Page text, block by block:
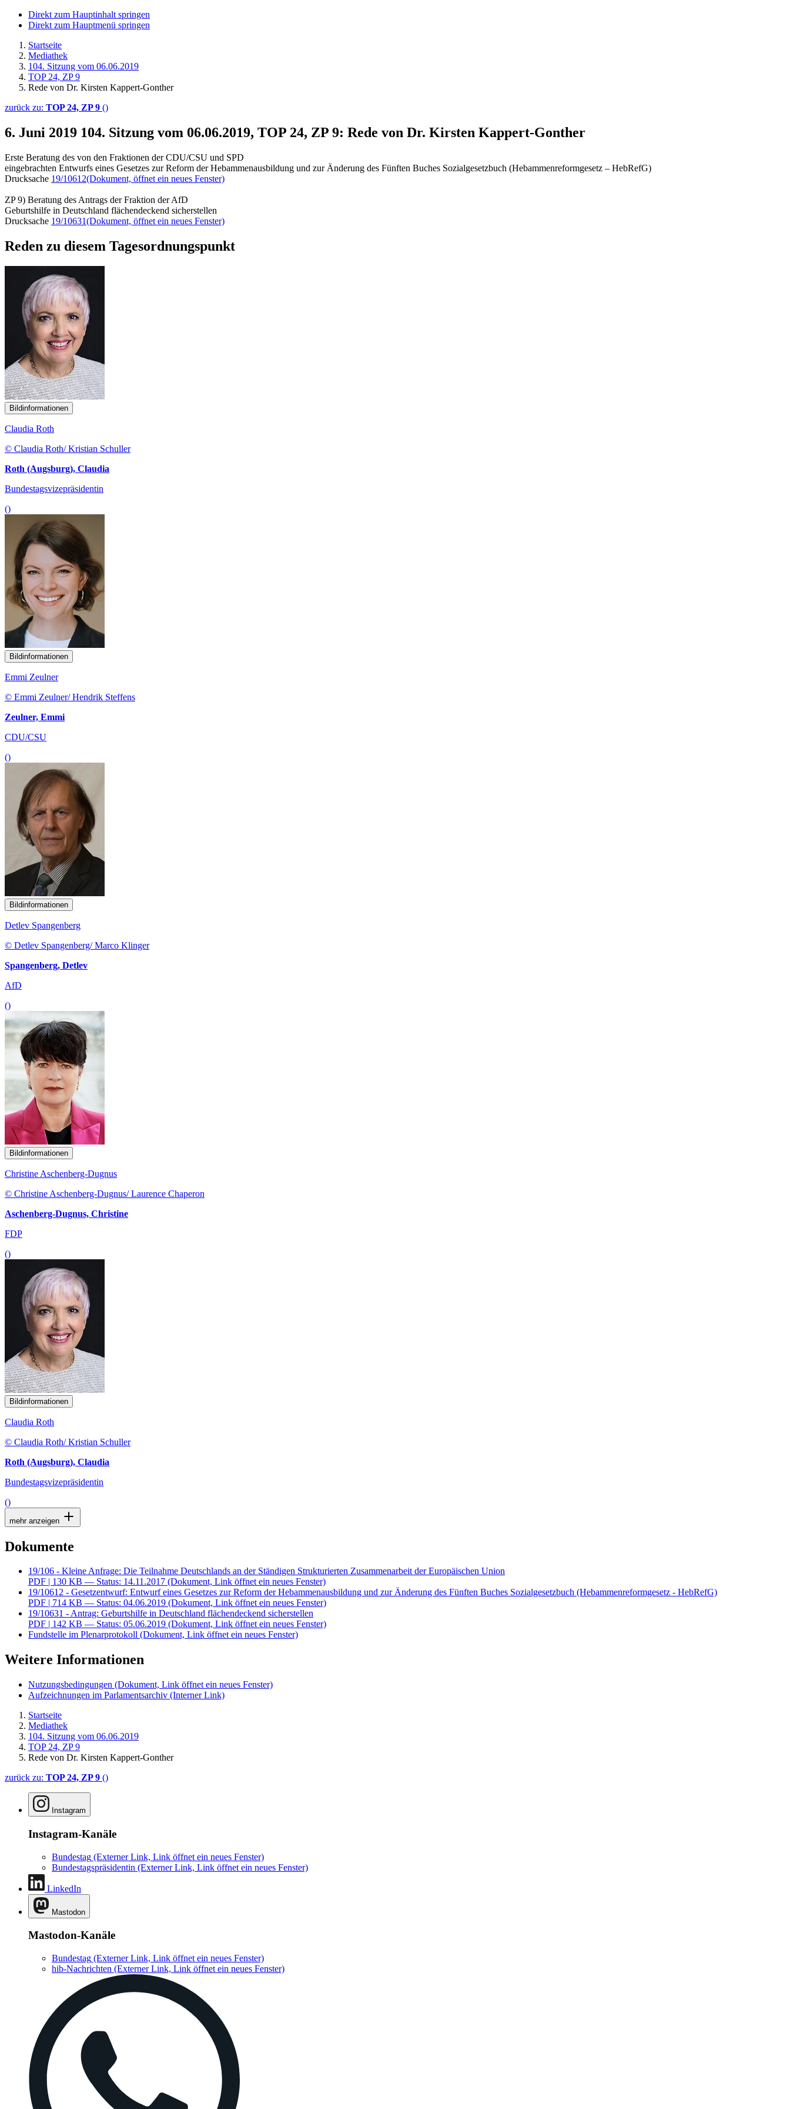
Direkt zum Hauptinhalt springen
Direkt zum Hauptmenü springen
Startseite
Mediathek
104. Sitzung vom 06.06.2019
TOP 24, ZP 9
Rede von Dr. Kirsten Kappert-Gonther
zurück zu: TOP 24, ZP 9 ()
6. Juni 2019 104. Sitzung vom 06.06.2019, TOP 24, ZP 9: Rede von Dr. Kirsten Kappert-Gonther
Erste Beratung des von den Fraktionen der CDU/CSU und SPD
eingebrachten Entwurfs eines Gesetzes zur Reform der Hebammenausbildung und zur Änderung des Fünften Buches Sozialgesetzbuch (Hebammenreformgesetz – HebRefG)
Drucksache 19/10612(Dokument, öffnet ein neues Fenster)
ZP 9) Beratung des Antrags der Fraktion der AfD
Geburtshilfe in Deutschland flächendeckend sicherstellen
Drucksache 19/10631(Dokument, öffnet ein neues Fenster)
Reden zu diesem Tagesordnungspunkt
Bildinformationen
Claudia Roth
© Claudia Roth/ Kristian Schuller
Roth (Augsburg), Claudia
Bundestagsvizepräsidentin
()
Bildinformationen
Emmi Zeulner
© Emmi Zeulner/ Hendrik Steffens
Zeulner, Emmi
CDU/CSU
()
Bildinformationen
Detlev Spangenberg
© Detlev Spangenberg/ Marco Klinger
Spangenberg, Detlev
AfD
()
Bildinformationen
Christine Aschenberg-Dugnus
© Christine Aschenberg-Dugnus/ Laurence Chaperon
Aschenberg-Dugnus, Christine
FDP
()
Bildinformationen
Claudia Roth
© Claudia Roth/ Kristian Schuller
Roth (Augsburg), Claudia
Bundestagsvizepräsidentin
()
mehr anzeigen
Dokumente
19/106 - Kleine Anfrage: Die Teilnahme Deutschlands an der Ständigen Strukturierten Zusammenarbeit der Europäischen Union
PDF | 130 KB — Status: 14.11.2017 (Dokument, Link öffnet ein neues Fenster)
19/10612 - Gesetzentwurf: Entwurf eines Gesetzes zur Reform der Hebammenausbildung und zur Änderung des Fünften Buches Sozialgesetzbuch (Hebammenreformgesetz - HebRefG)
PDF | 714 KB — Status: 04.06.2019 (Dokument, Link öffnet ein neues Fenster)
19/10631 - Antrag: Geburtshilfe in Deutschland flächendeckend sicherstellen
PDF | 142 KB — Status: 05.06.2019 (Dokument, Link öffnet ein neues Fenster)
Fundstelle im Plenarprotokoll (Dokument, Link öffnet ein neues Fenster)
Weitere Informationen
Nutzungsbedingungen (Dokument, Link öffnet ein neues Fenster)
Aufzeichnungen im Parlamentsarchiv (Interner Link)
Startseite
Mediathek
104. Sitzung vom 06.06.2019
TOP 24, ZP 9
Rede von Dr. Kirsten Kappert-Gonther
zurück zu: TOP 24, ZP 9 ()
Instagram
Instagram-Kanäle
Bundestag (Externer Link, Link öffnet ein neues Fenster)
Bundestagspräsidentin (Externer Link, Link öffnet ein neues Fenster)
LinkedIn
Mastodon
Mastodon-Kanäle
Bundestag (Externer Link, Link öffnet ein neues Fenster)
hib-Nachrichten (Externer Link, Link öffnet ein neues Fenster)